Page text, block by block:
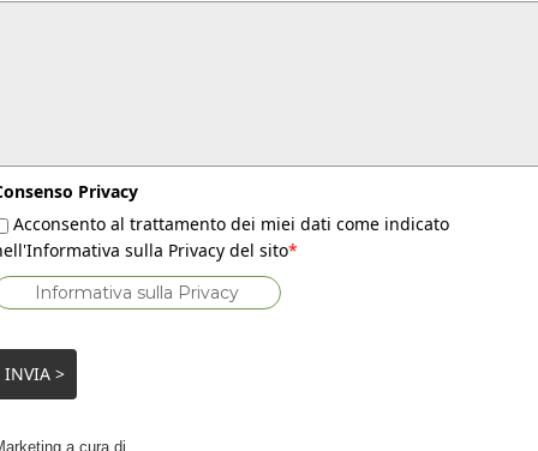
Privacy
Acconsento al trattamento dei miei dati come indicato
sulla Privacy del sito*
Informativa sulla Privacy
INVIA >
a cura di